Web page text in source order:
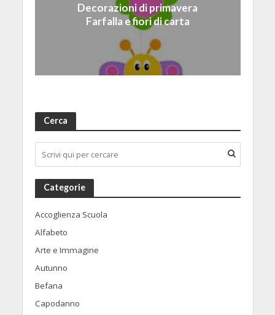
Decorazioni di primavera
Farfalla e fiori di carta
Cerca
Categorie
Accoglienza Scuola
Alfabeto
Arte e Immagine
Autunno
Befana
Capodanno